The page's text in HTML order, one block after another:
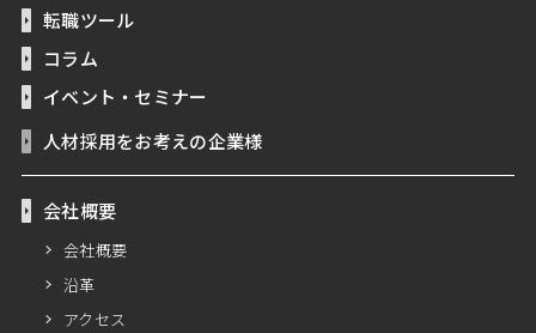
転職ツール
コラム
イベント・セミナー
人材採用をお考えの企業様
会社概要
会社概要
沿革
アクセス